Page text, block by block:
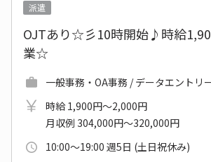
派遣
OJTあり☆彡10時開始♪時給
業☆
一般事務・OA事務 / データエントリ
時給 1,900円～2,000円
月収例 304,000円～320,000円
10:00～19:00 週5日 (土日祝休み)